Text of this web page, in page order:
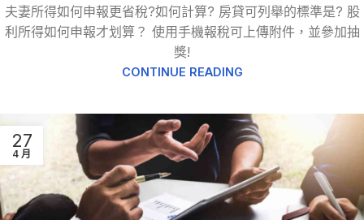
夫妻所得如何申報更省稅?如何計算? 房貸可列舉的標準是? 股
利所得如何申報才划算？ 使用手機報稅可上傳附件，並參加抽
獎!
CONTINUE READING
27
4 月